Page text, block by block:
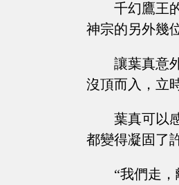
千幻鷹王
神宗的另外幾
讓葉真意
沒頂而入，立
葉真可以
都變得凝固了
“我們走